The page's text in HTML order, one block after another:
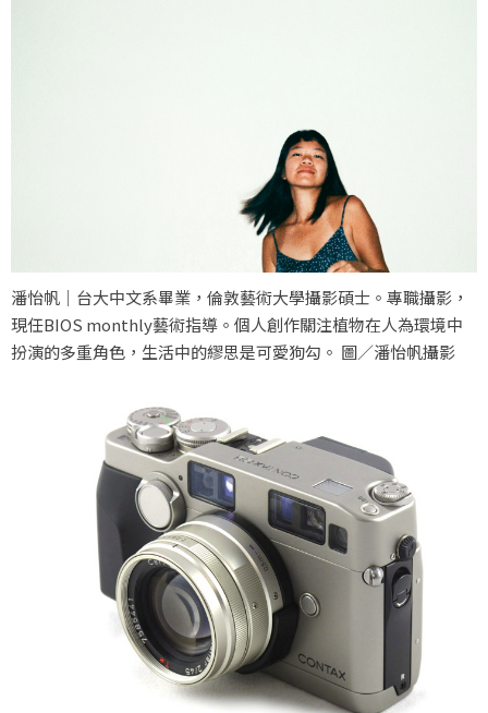
潘怡帆｜台大中文系畢業，倫敦藝術大學攝影碩士。專職攝影，
現任BIOS monthly藝術指導。個人創作關注植物在人為環境中
扮演的多重角色，生活中的繆思是可愛狗勾。 圖／潘怡帆攝影